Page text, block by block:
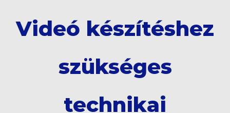
Videó készítéshez
szükséges
technikai